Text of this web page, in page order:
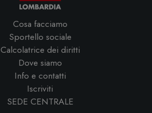
Cosa facciamo
Sportello sociale
Calcolatrice dei diritti
Dove siamo
Info e contatti
Iscriviti
SEDE CENTRALE